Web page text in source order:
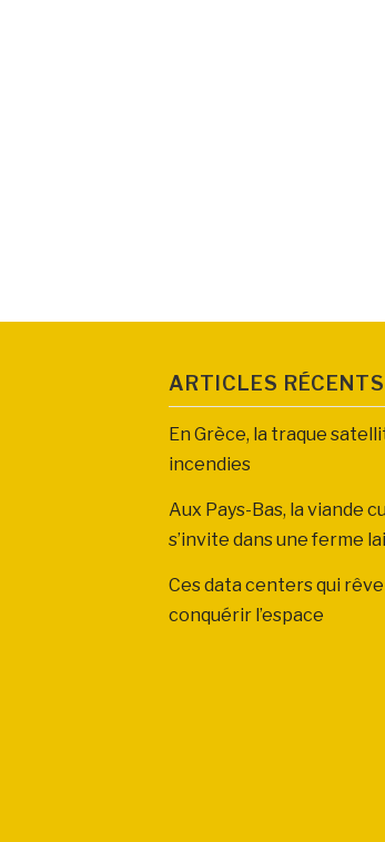
ARTICLES RÉCENTS
En Grèce, la traque
incendies
Aux Pays-Bas, la viande
s’invite dans une ferme
Ces data centers qui
conquérir l’espace